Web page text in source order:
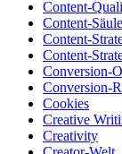
Content-
Content-
Content-
Content-
Conversion-
Conversion-
Cookies
Creative
Creativity